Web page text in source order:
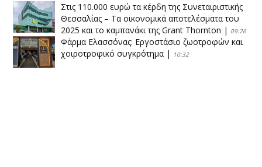
Στις 110.000 ευρώ τα κέρδη της Συνεταιριστικής
Θεσσαλίας – Τα οικονομικά αποτελέσματα του
2025 και το καμπανάκι της Grant Thornton | 09:26
Φάρμα Ελασσόνας: Εργοστάσιο ζωοτροφών και
χοιροτροφικό συγκρότημα | 10:32